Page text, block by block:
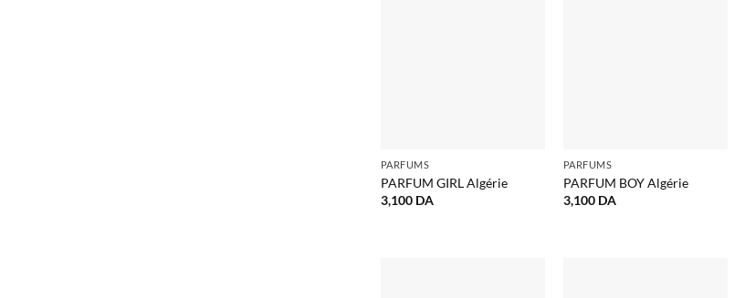
PARFUMS
PARFUM GIRL Algérie
3,100 DA
PARFUMS
PARFUM BOY Algérie
3,100 DA